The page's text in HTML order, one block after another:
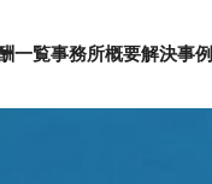
一覧事務所概要解決事例